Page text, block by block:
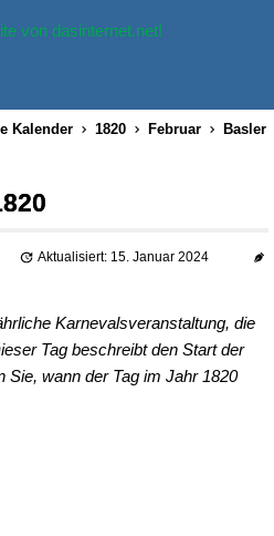
Kalender 1820 Februar
Basler
Aktualisiert: 15. Januar 2024
Karnevalsveranstaltung, die
Tag beschreibt den Start der
Sie, wann der Tag im Jahr 1820